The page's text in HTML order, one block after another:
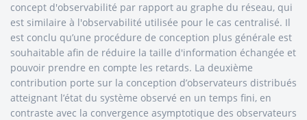
concept d'observabilité par rapport au graphe du réseau, qui
est similaire à l'observabilité utilisée pour le cas centralisé. Il
est conclu qu’une procédure de conception plus générale est
souhaitable afin de réduire la taille d'information échangée et
pouvoir prendre en compte les retards. La deuxième
contribution porte sur la conception d’observateurs distribués
atteignant l’état du système observé en un temps fini, en
contraste avec la convergence asymptotique des observateurs